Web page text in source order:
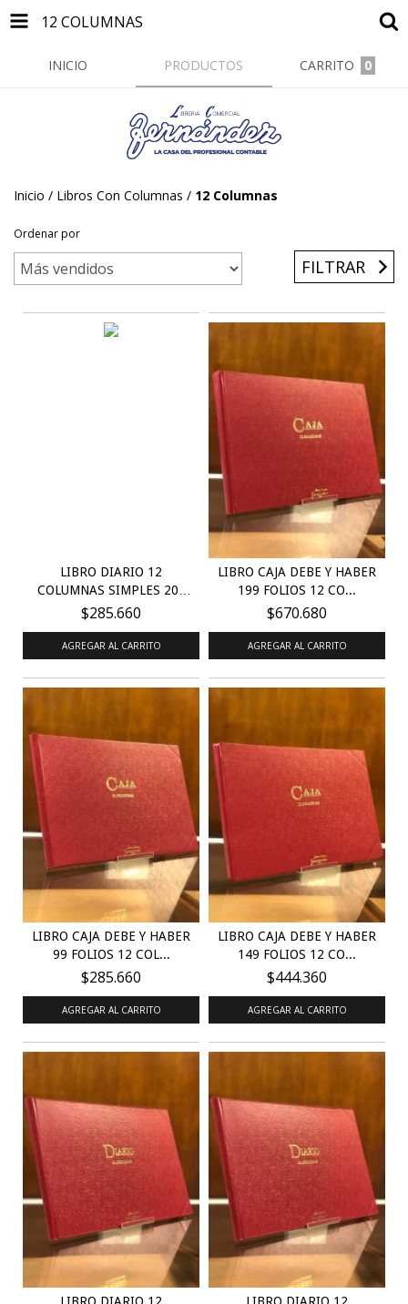
12 COLUMNAS
INICIO PRODUCTOS CARRITO 0
Inicio / Libros Con Columnas / 12 Columnas
Ordenar por
FILTRAR
LIBRO DIARIO 12
COLUMNAS SIMPLES 200
PÁG...
$285.660
AGREGAR AL CARRITO
LIBRO CAJA DEBE Y HABER
199 FOLIOS 12 CO...
$670.680
AGREGAR AL CARRITO
LIBRO CAJA DEBE Y HABER
99 FOLIOS 12 COL...
$285.660
AGREGAR AL CARRITO
LIBRO CAJA DEBE Y HABER
149 FOLIOS 12 CO...
$444.360
AGREGAR AL CARRITO